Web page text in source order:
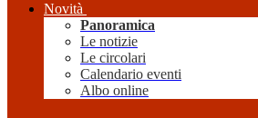
Novità
Panoramica
Le notizie
Le circolari
Calendario eventi
Albo online